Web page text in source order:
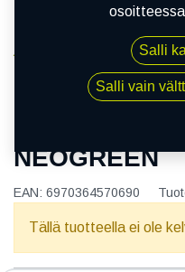
165/
NEOGREEN
EAN: 6970364570690
Tällä tuotteella ei ole
osoitteessa
Salli
Salli vain